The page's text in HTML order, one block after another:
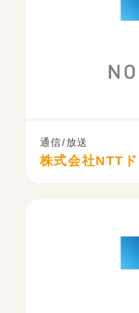
通信/放送
株式会社NTT